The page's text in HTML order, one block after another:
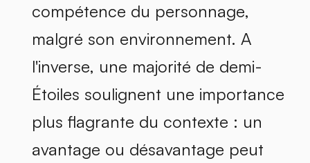
compétence du personnage,
malgré son environnement. A
l'inverse, une majorité de demi-
Étoiles soulignent une importance
plus flagrante du contexte : un
avantage ou désavantage peut